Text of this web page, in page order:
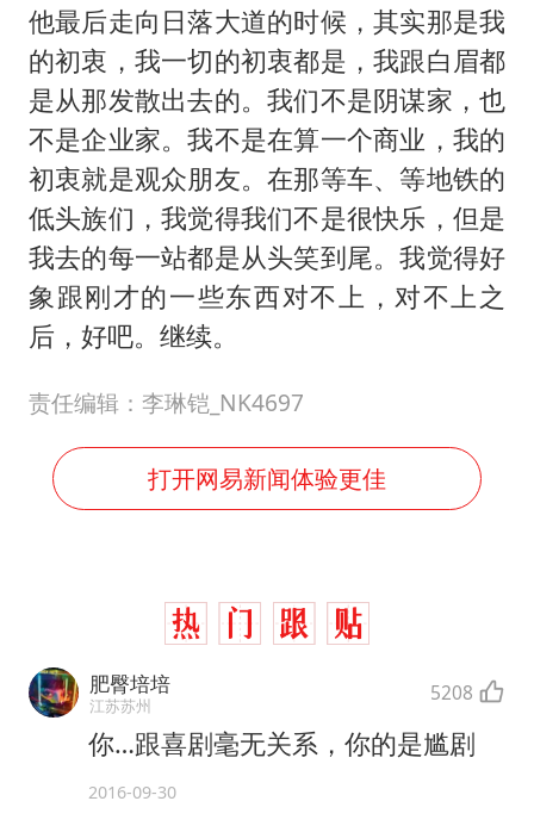
他最后走向日落大道的时候，其实那是我
的初衷，我一切的初衷都是，我跟白眉都
是从那发散出去的。我们不是阴谋家，也
不是企业家。我不是在算一个商业，我的
初衷就是观众朋友。在那等车、等地铁的
低头族们，我觉得我们不是很快乐，但是
我去的每一站都是从头笑到尾。我觉得好
象跟刚才的一些东西对不上，对不上之
后，好吧。继续。
责任编辑：李琳铠_NK4697
打开网易新闻体验更佳
肥臀培培
江苏苏州 5208
你…跟喜剧毫无关系，你的是尴剧
2016-09-30